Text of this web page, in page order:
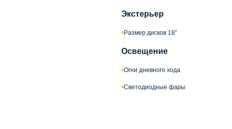
Экстерьер
Размер дисков 18″
Освещение
Огни дневного хода
Светодиодные фары